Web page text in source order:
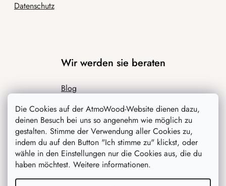
Die Cookies auf der AtmoWood-Website dienen dazu,
deinen Besuch bei uns so angenehm wie möglich zu
gestalten. Stimme der Verwendung aller Cookies zu,
indem du auf den Button "Ich stimme zu" klickst, oder
wähle in den Einstellungen nur die Cookies aus, die du
haben möchtest. Weitere informationen.
Datenschutz
Wir werden sie beraten
Blog
Inspiration